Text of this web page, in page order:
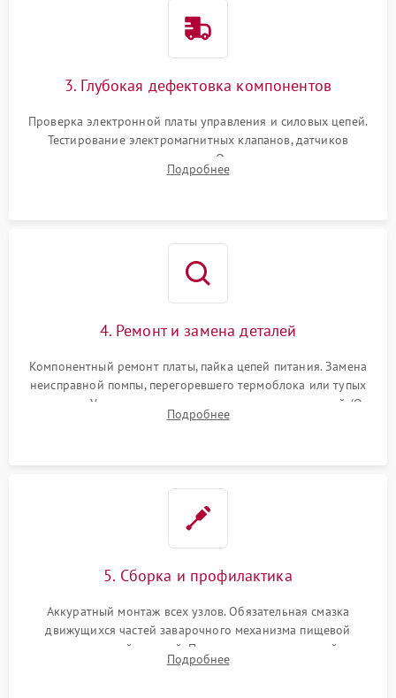
3. Глубокая дефектовка компонентов
Проверка электронной платы управления и силовых цепей.
Тестирование электромагнитных клапанов, датчиков
температуры и расходомера. Оценка степени износа
жерновов кофемолки, уплотнительных колец гидросистемы
Подробнее
4. Ремонт и замена деталей
Компонентный ремонт платы, пайка цепей питания. Замена
неисправной помпы, перегоревшего термоблока или тупых
жерновов. Установка новых силиконовых уплотнителей (O-
ring) и тефлоновых трубок для надежного устранения
Подробнее
5. Сборка и профилактика
Аккуратный монтаж всех узлов. Обязательная смазка
движущихся частей заварочного механизма пищевой
силиконовой смазкой. Проведение программной
декальцинации и очистки системы от кофейных масел.
Подробнее